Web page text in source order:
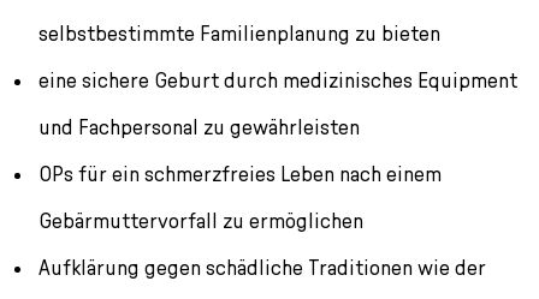
selbstbestimmte Familienplanung zu bieten
eine sichere Geburt durch medizinisches Equipment
und Fachpersonal zu gewährleisten
OPs für ein schmerzfreies Leben nach einem
Gebärmuttervorfall zu ermöglichen
Aufklärung gegen schädliche Traditionen wie der